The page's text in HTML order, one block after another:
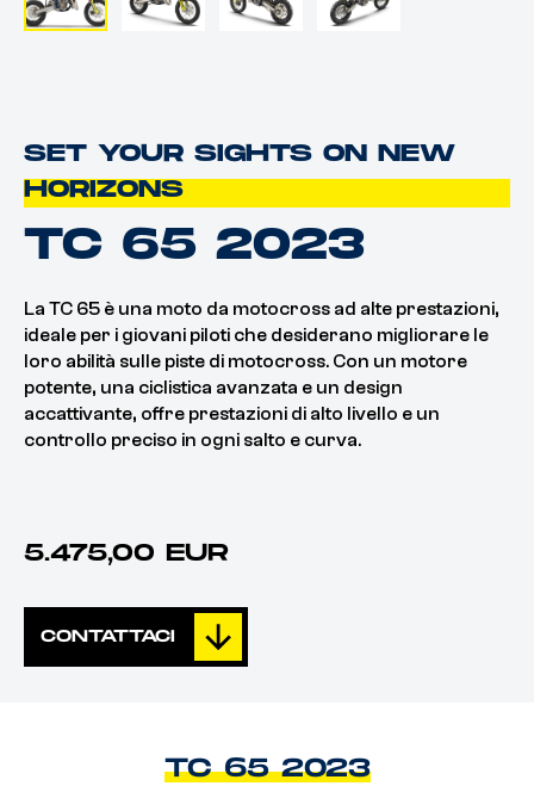
SET YOUR SIGHTS ON NEW
HORIZONS
TC 65 2023
La TC 65 è una moto da motocross ad alte prestazioni,
ideale per i giovani piloti che desiderano migliorare le
loro abilità sulle piste di motocross. Con un motore
potente, una ciclistica avanzata e un design
accattivante, offre prestazioni di alto livello e un
controllo preciso in ogni salto e curva.
5.475,00 EUR
CONTATTACI
TC 65 2023